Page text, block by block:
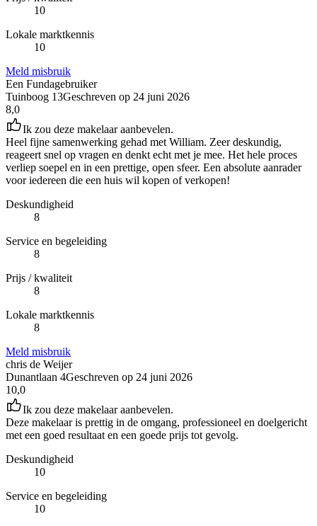
10
Lokale marktkennis
10
Meld misbruik
Een Fundagebruiker
Tuinboog 13Geschreven op 24 juni 2026
8,0
Ik zou deze makelaar aanbevelen.
Heel fijne samenwerking gehad met William. Zeer deskundig,
reageert snel op vragen en denkt echt met je mee. Het hele proces
verliep soepel en in een prettige, open sfeer. Een absolute aanrader
voor iedereen die een huis wil kopen of verkopen!
Deskundigheid
8
Service en begeleiding
8
Prijs / kwaliteit
8
Lokale marktkennis
8
Meld misbruik
chris de Weijer
Dunantlaan 4Geschreven op 24 juni 2026
10,0
Ik zou deze makelaar aanbevelen.
Deze makelaar is prettig in de omgang, professioneel en doelgericht
met een goed resultaat en een goede prijs tot gevolg.
Deskundigheid
10
Service en begeleiding
10